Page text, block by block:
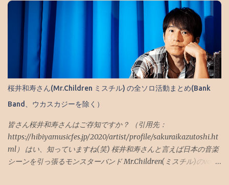
Aqours CLUB(ラブライブ サンシャイン) 約10万 ※2022年2月
twice 約7万 ※2021年 ※日本のファンクラブのみ ハロプロ (モ
ー娘。等) 約8万 ※2019年 水樹奈々(声優) 約8万 ※2021年10月
BISH (SMELLS LiKE TEEN SPiRiTS) 約4万3千 ※2022年2月 田村
ゆかり(声優) 約3万 ※2020年2月 水瀬いのり(声優) 約2万
※2021年7月 ※ ハロプロは ハロー！プロジェクト オフィシャルファ
ンクラブ 『モーニング娘。’22』『アンジュルム』 『Juice＝
Juice』『つばきファクトリー』『BEYOOOOONDS』『ハロプロ研
修生』 の総合ファンクラブです。 ・以下調査中 ○BABYMETAL
ん。 退会した番号が空き番号になるかならないかは アーティス
ト、ファンクラブによって違うからです。 また、会員番号が特殊
な数字となっていて 実際の会員数とは違う場合があります。 よっ
て以下はあくまで目安や参考値と考えてください。 ■男性アイド
ル編 EXILE TRIBE FAMILY (LDH系総合) 約140万 ※2021年8
月 BTS (防弾少年団 JAPANのみ) 約60万 ※2021年12月 東方神
起 約50万 ※推定(2019年時点) SHINEE 約36万 ※推定(2019年
時点) BIGBANG 約30万 ※推定(2019年時点) SEVENTEEN(セブ
チ) 約15~20万 ※推定(2019年時点で12万) AAA (トリプルエー) 約
INI 約6万 ※2022年2月 超特急 約5万 ※2022年初頭 番外：
boys and men(ボイメン) 2～3万 ※推定(2018年頭で1万程度） ※
EXILE TRIBE FAMILYは EXILE / EXILE THE SECOND / 三代目 J
SOUL BROTHERS / 劇団EXILE / GENERATIONS / THE RAMPAGE
桜井和寿さん(Mr.Children ミスチル) の全ソロ活動まとめ(Bank
Band、ウカスカジーを除く）
皆さん桜井和寿さんはご存知ですか？ （引用先：
https://hibiyamusicfes.jp/2020/artist/profile/sakuraikazutoshi.ht
ml） はい、知っていますね(笑) 桜井和寿さんと言えば日本の音楽
シーンを引っ張るモンスターバンド Mr.Children(ミスチル)のvocal